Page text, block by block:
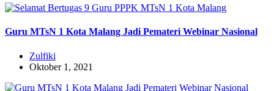
Guru MTsN 1 Kota Malang Jadi Pemateri Webinar Nasional
Zulfiki
Oktober 1, 2021